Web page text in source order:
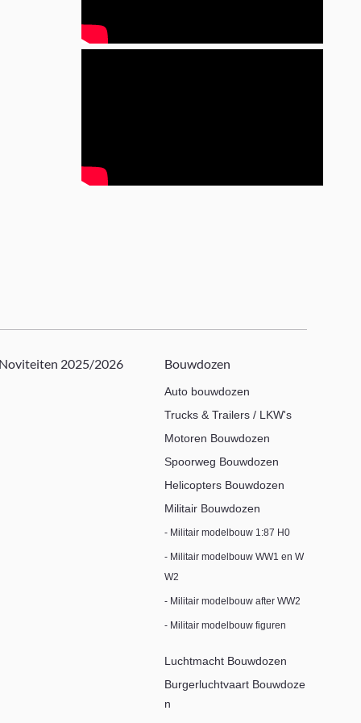
Noviteiten 2025/2026 Bouwdozen
Auto bouwdozen
Trucks & Trailers / LKW's
Motoren Bouwdozen
Spoorweg Bouwdozen
Helicopters Bouwdozen
Militair Bouwdozen
- Militair modelbouw 1:87 H0
- Militair modelbouw WW1 en W
W2
- Militair modelbouw after WW2
- Militair modelbouw figuren
Luchtmacht Bouwdozen
Burgerluchtvaart Bouwdoze
n